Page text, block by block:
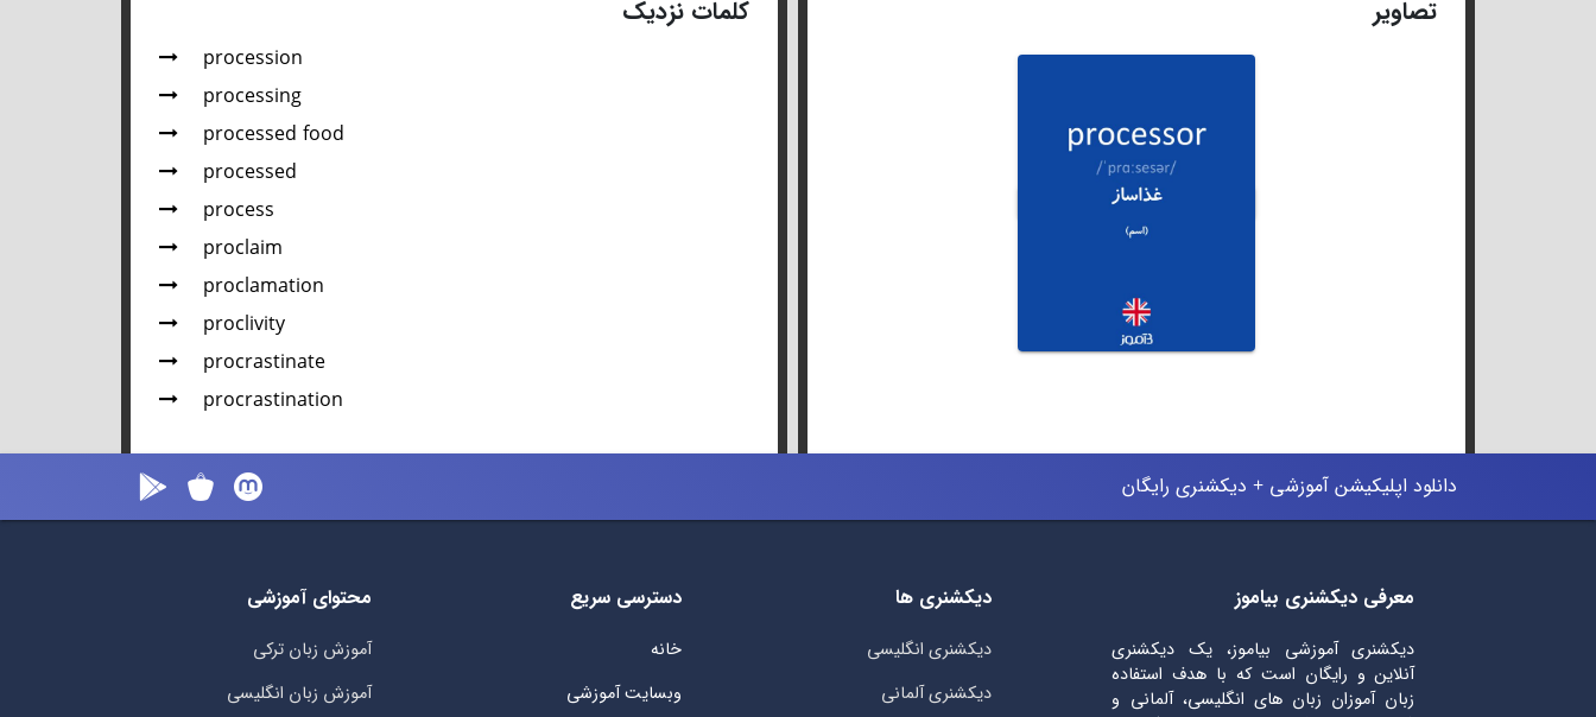
تصاویر کلمات نزدیک
procession
processing
processed food
processed
process
proclaim
proclamation
proclivity
procrastinate
procrastination
دانلود اپلیکیشن آموزشی + دیکشنری رایگان
معرفی دیکشنری بیاموز
دیکشنری آموزشی بیاموز، یک دیکشنری
آنلاین و رایگان است که با هدف استفاده
زبان آموزان زبان های انگلیسی، آلمانی و
دیکشنری ها
دیکشنری انگلیسی
دیکشنری آلمانی
دسترسی سریع
خانه
وبسایت آموزشی
محتوای آموزشی
آموزش زبان ترکی
آموزش زبان انگلیسی